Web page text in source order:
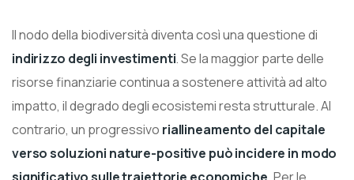
Il nodo della biodiversità diventa così una questione di
indirizzo degli investimenti. Se la maggior parte delle
risorse finanziarie continua a sostenere attività ad alto
impatto, il degrado degli ecosistemi resta strutturale. Al
contrario, un progressivo riallineamento del capitale
verso soluzioni nature-positive può incidere in modo